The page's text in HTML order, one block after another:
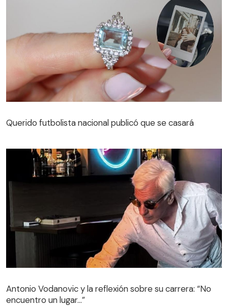
Querido futbolista nacional publicó que se casará
Antonio Vodanovic y la reflexión sobre su carrera: “No
encuentro un lugar…”